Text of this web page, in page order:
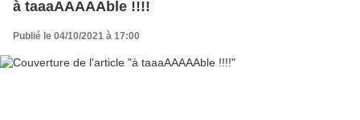
à taaaAAAAAble !!!!
Publié le 04/10/2021 à 17:00